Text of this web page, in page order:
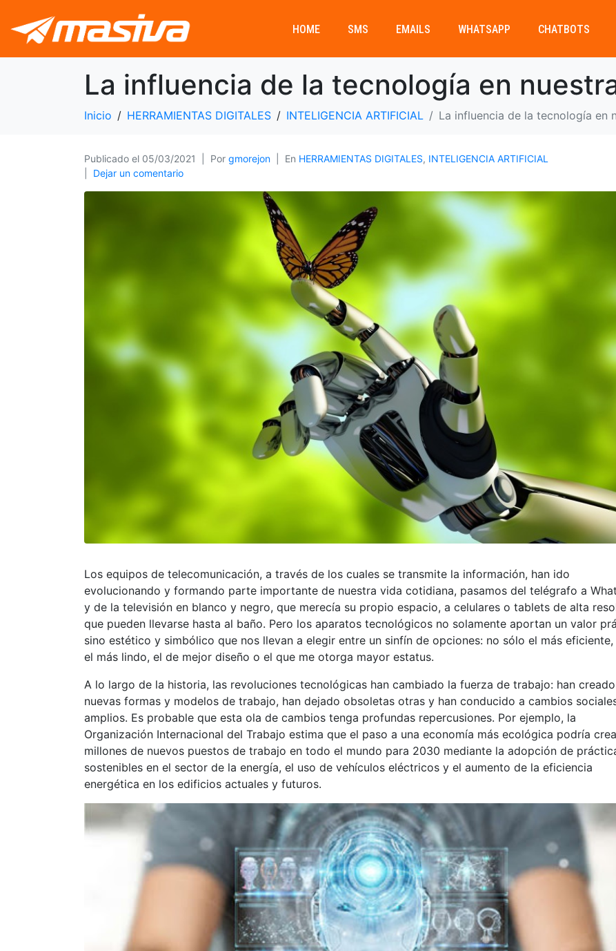
HOME SMS EMAILS WHATSAPP CHATBOTS
La influencia de la tecnología en
Inicio HERRAMIENTAS DIGITALES INTELIGENCIA ARTIFICIAL La influencia de la tecnología en
Publicado el 05/03/2021 Por gmorejon En HERRAMIENTAS DIGITALES, INTELIGENCIA ARTIFICIAL
Dejar un comentario
Los equipos de telecomunicación, a través de los cuales se transmite la información, han ido
evolucionando y formando parte importante de nuestra vida cotidiana, pasamos del telégrafo a
y de la televisión en blanco y negro, que merecía su propio espacio, a celulares o tablets de alta
que pueden llevarse hasta al baño. Pero los aparatos tecnológicos no solamente aportan un valor
sino estético y simbólico que nos llevan a elegir entre un sinfín de opciones: no sólo el más eficiente,
el más lindo, el de mejor diseño o el que me otorga mayor estatus.
A lo largo de la historia, las revoluciones tecnológicas han cambiado la fuerza de trabajo: han creado
nuevas formas y modelos de trabajo, han dejado obsoletas otras y han conducido a cambios
amplios. Es probable que esta ola de cambios tenga profundas repercusiones. Por ejemplo, la
Organización Internacional del Trabajo estima que el paso a una economía más ecológica podría
millones de nuevos puestos de trabajo en todo el mundo para 2030 mediante la adopción de
sostenibles en el sector de la energía, el uso de vehículos eléctricos y el aumento de la eficiencia
energética en los edificios actuales y futuros.